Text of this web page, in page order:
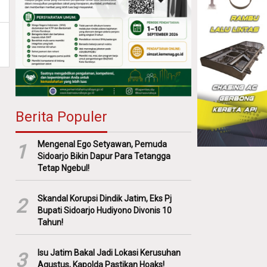
Berita Populer
1
Mengenal Ego Setyawan, Pemuda
Sidoarjo Bikin Dapur Para Tetangga
Tetap Ngebul!
2
Skandal Korupsi Dindik Jatim, Eks Pj
Bupati Sidoarjo Hudiyono Divonis 10
Tahun!
3
Isu Jatim Bakal Jadi Lokasi Kerusuhan
Agustus, Kapolda Pastikan Hoaks!